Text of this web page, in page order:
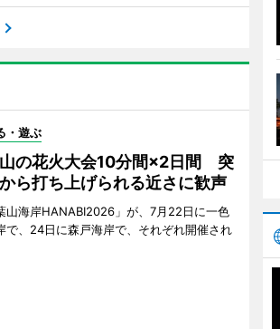
・遊ぶ
の花火大会10分間×2日間 突
ら打ち上げられる近さに歓声
山海岸HANABI2026」が、7月22日に一色
で、24日に森戸海岸で、それぞれ開催され